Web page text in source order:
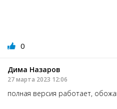
0
Дима Назаров
27 марта 2023 12:06
полная версия работает,